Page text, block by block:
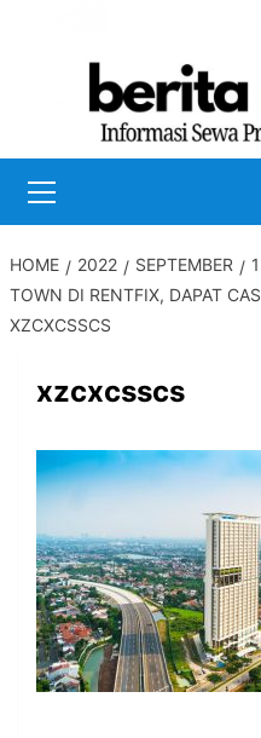
Menu
HOME 2022 SEPTEMBER
TOWN DI RENTFIX, DAPAT
XZCXCSSCS
xzcxcsscs